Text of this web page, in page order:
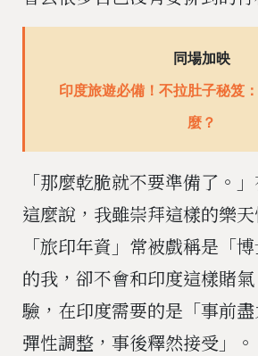
同場加映
印度旅遊必備！不拉肚子秘笈
麼？
「那麼乾脆就不要準備了。
這麼說，我雖崇拜這樣的樂
「旅印年資」常被戲稱是「博
的我，卻不會和印度這樣賭
驗，在印度需要的是「事前
彈性調整，事後釋然接受」。